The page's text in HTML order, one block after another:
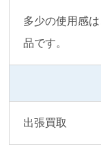
多少の使用感
品です。
出張買取